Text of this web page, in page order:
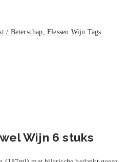
/ Beterschap,Flessen Wijn Tags:
Wijn 6 stuks